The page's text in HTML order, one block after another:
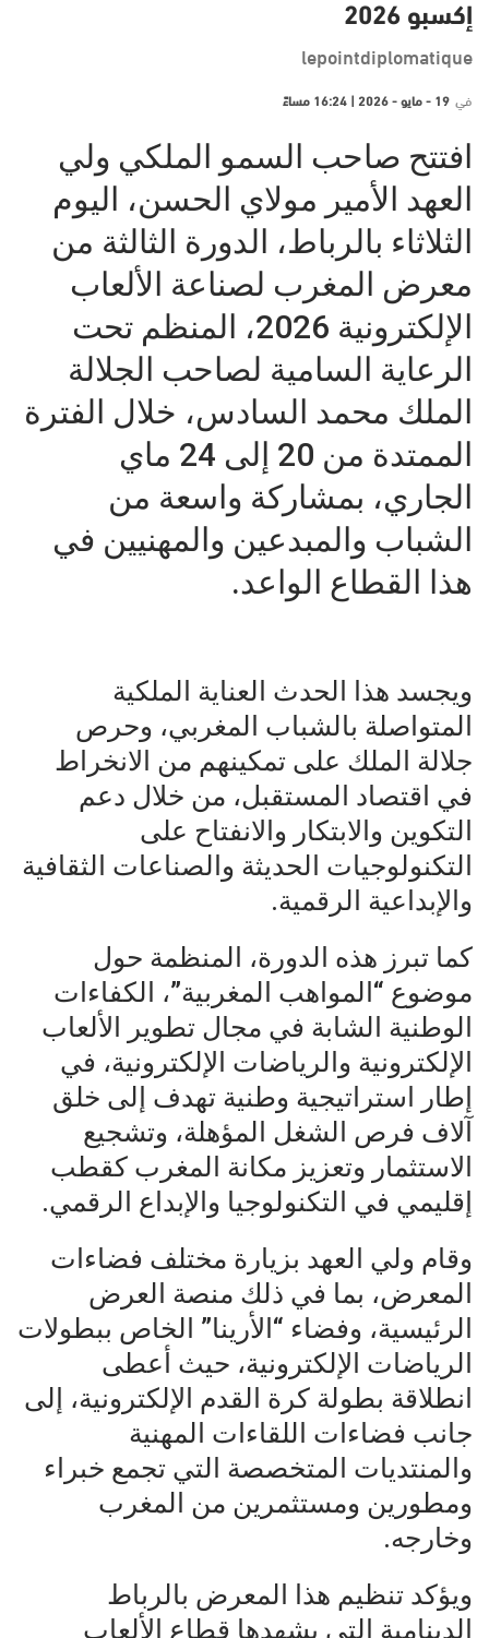
إكسبو 2026
lepointdiplomatique
في 19 - مايو - 2026 | 16:24 مساءً
افتتح صاحب السمو الملكي ولي
العهد الأمير مولاي الحسن، اليوم
الثلاثاء بالرباط، الدورة الثالثة من
معرض المغرب لصناعة الألعاب
الإلكترونية 2026، المنظم تحت
الرعاية السامية لصاحب الجلالة
الملك محمد السادس، خلال الفترة
الممتدة من 20 إلى 24 ماي
الجاري، بمشاركة واسعة من
الشباب والمبدعين والمهنيين في
هذا القطاع الواعد.
ويجسد هذا الحدث العناية الملكية
المتواصلة بالشباب المغربي، وحرص
جلالة الملك على تمكينهم من الانخراط
في اقتصاد المستقبل، من خلال دعم
التكوين والابتكار والانفتاح على
التكنولوجيات الحديثة والصناعات الثقافية
والإبداعية الرقمية.
كما تبرز هذه الدورة، المنظمة حول
موضوع “المواهب المغربية”، الكفاءات
الوطنية الشابة في مجال تطوير الألعاب
الإلكترونية والرياضات الإلكترونية، في
إطار استراتيجية وطنية تهدف إلى خلق
آلاف فرص الشغل المؤهلة، وتشجيع
الاستثمار وتعزيز مكانة المغرب كقطب
إقليمي في التكنولوجيا والإبداع الرقمي.
وقام ولي العهد بزيارة مختلف فضاءات
المعرض، بما في ذلك منصة العرض
الرئيسية، وفضاء “الأرينا” الخاص ببطولات
الرياضات الإلكترونية، حيث أعطى
انطلاقة بطولة كرة القدم الإلكترونية، إلى
جانب فضاءات اللقاءات المهنية
والمنتديات المتخصصة التي تجمع خبراء
ومطورين ومستثمرين من المغرب
وخارجه.
ويؤكد تنظيم هذا المعرض بالرباط
الدينامية التي يشهدها قطاع الألعاب